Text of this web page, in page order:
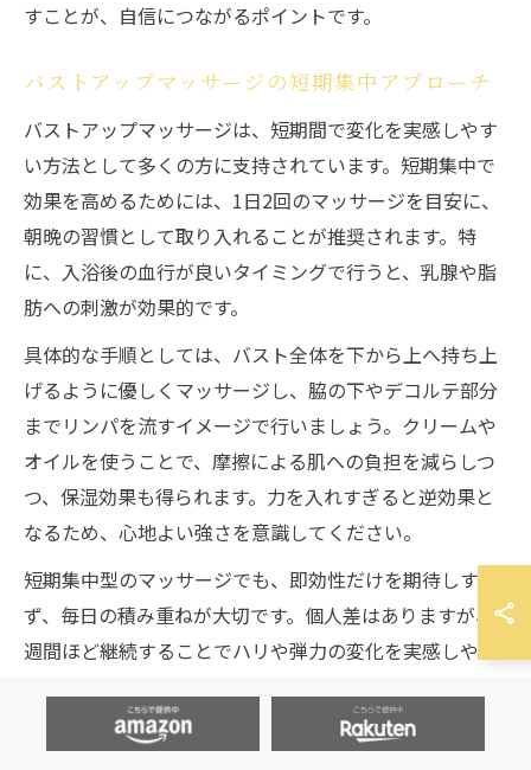
すことが、自信につながるポイントです。
バストアップマッサージの短期集中アプローチ
バストアップマッサージは、短期間で変化を実感しやす
い方法として多くの方に支持されています。短期集中で
効果を高めるためには、1日2回のマッサージを目安に、
朝晩の習慣として取り入れることが推奨されます。特
に、入浴後の血行が良いタイミングで行うと、乳腺や脂
肪への刺激が効果的です。
具体的な手順としては、バスト全体を下から上へ持ち上
げるように優しくマッサージし、脇の下やデコルテ部分
までリンパを流すイメージで行いましょう。クリームや
オイルを使うことで、摩擦による肌への負担を減らしつ
つ、保湿効果も得られます。力を入れすぎると逆効果と
なるため、心地よい強さを意識してください。
短期集中型のマッサージでも、即効性だけを期待しすぎ
ず、毎日の積み重ねが大切です。個人差はありますが、2
週間ほど継続することでハリや弾力の変化を実感しやす
撮ると、モチベーション維持にもつながります。